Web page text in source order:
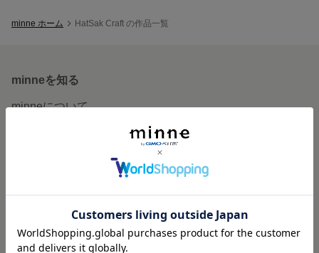
minne ホーム HatSak Craft の作品一覧
minneを知る
minneについて
特集